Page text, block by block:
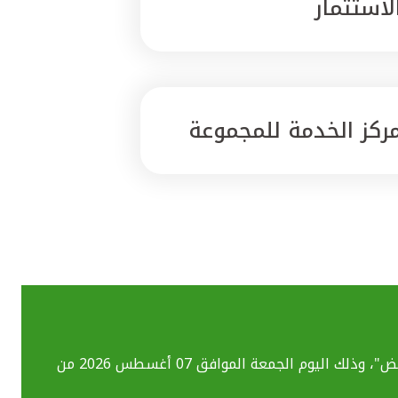
الخدمة للمجموعة
بسبب تحديث الأنظمة التقنية قد تواجهكم بعض الصعوبات في استخدام خدماتنا المصرفية الإلكترونية بما فيهم خدمة "ومض"، وذلك اليوم الجمعة الموافق 07 أغسطس 2026 من